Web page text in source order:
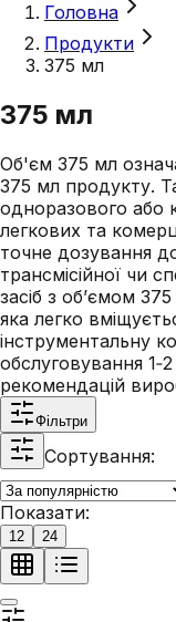
Головна
Продукти
375 мл
375 мл
Об'єм 375 мл
375 мл продукту.
одноразового або
легкових та
точне дозування
трансмісійної чи
засіб з об’ємом
яка легко
інструментальну
обслуговування 1‑2
рекомендацій
Фільтри
Сортування:
Показати:
12 24